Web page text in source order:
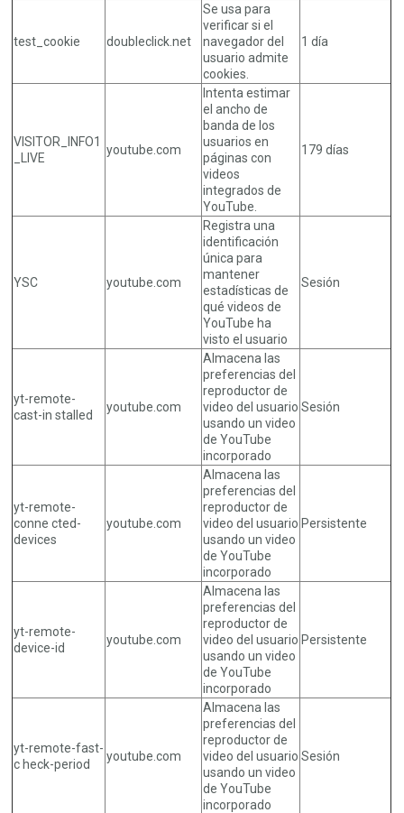
test_cookie doubleclick.net
Se usa para
verificar si el
navegador del
usuario admite
cookies.
1 día
VISITOR_INFO1
_LIVE
youtube.com
Intenta estimar
el ancho de
banda de los
usuarios en
páginas con
videos
integrados de
YouTube.
179 días
YSC youtube.com
Registra una
identificación
única para
mantener
estadísticas de
qué videos de
YouTube ha
visto el usuario
Sesión
yt-remote-
cast-in stalled
youtube.com
Almacena las
preferencias del
reproductor de
video del usuario
usando un video
de YouTube
incorporado
Sesión
yt-remote-
conne cted-
devices
youtube.com
Almacena las
preferencias del
reproductor de
video del usuario
usando un video
de YouTube
incorporado
Persistente
yt-remote-
device-id
youtube.com
Almacena las
preferencias del
reproductor de
video del usuario
usando un video
de YouTube
incorporado
Persistente
yt-remote-fast-
c heck-period
youtube.com
Almacena las
preferencias del
reproductor de
video del usuario
usando un video
de YouTube
incorporado
Sesión